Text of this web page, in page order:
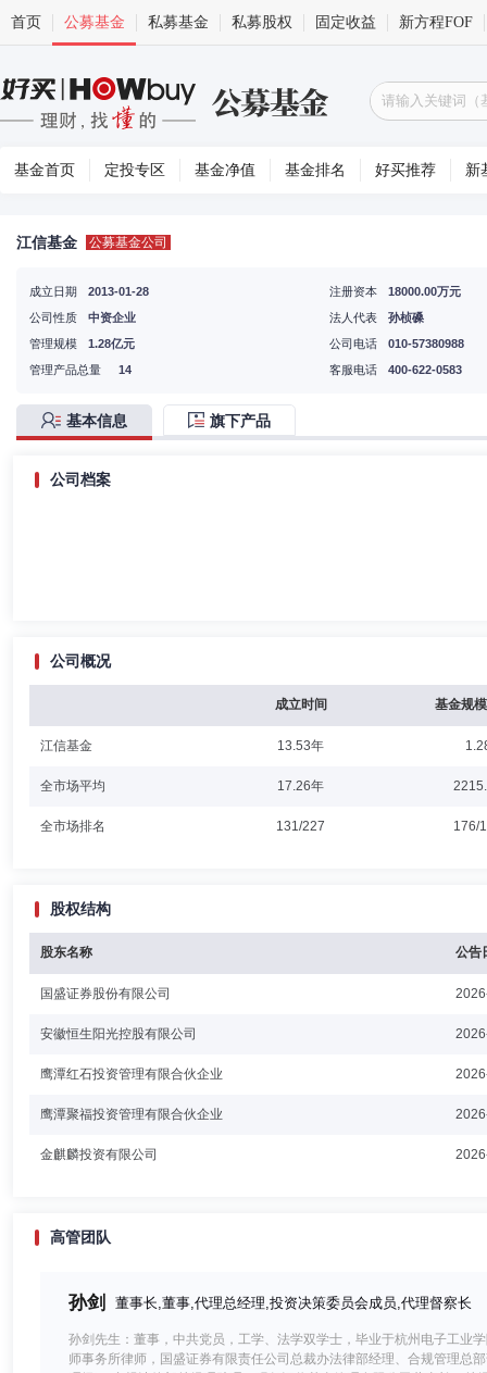
首页 公募基金 私募基金 私募股权 固定收益 新方程FOF
基金首页 定投专区 基金净值 基金排名 好买推荐 新
江信基金 公募基金公司
成立日期
2013-01-28
公司性质
中资企业
注册资本
18000.00万元
法人代表
孙桢磉
管理规模
1.28亿元
管理产品总量
14
公司电话
010-57380988
客服电话
400-622-0583
基本信息 旗下产品
公司档案
公司概况
成立时间 基金规
江信基金 13.53年
全市场平均 17.26年
全市场排名 131/227 176/
股权结构
股东名称 公告
国盛证券股份有限公司
安徽恒生阳光控股有限公司
鹰潭红石投资管理有限合伙企业
鹰潭聚福投资管理有限合伙企业
金麒麟投资有限公司
高管团队
孙剑 董事长,董事,代理总经理,投资决策委员会成员,代理督察长
孙剑先生：董事，中共党员，工学、法学双学士，毕业于杭州电子工业
师事务所律师，国盛证券有限责任公司总裁办法律部经理、合规管理总